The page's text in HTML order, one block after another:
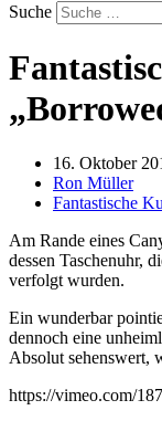
Suche
16. Oktober
Ron Müller
Fantastische
Am Rande eines
dessen Taschenuhr,
verfolgt wurden.
Ein wunderbar
dennoch eine
Absolut sehenswert,
https://vimeo.com/